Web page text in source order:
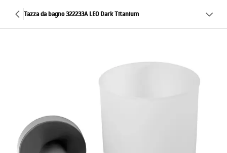
Tazza da bagno 322233A LEO Dark Titanium